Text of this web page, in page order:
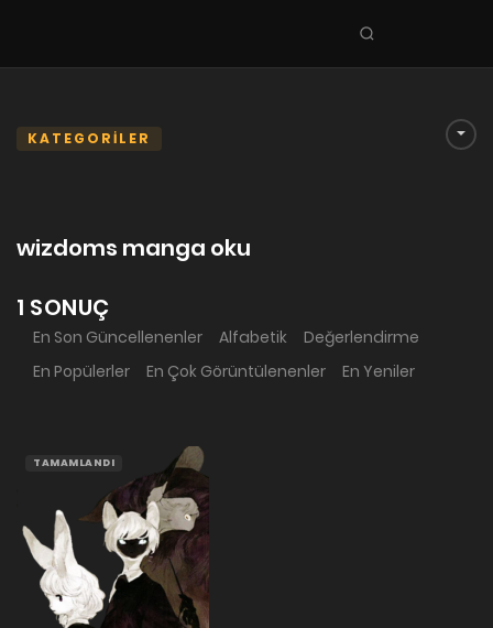
Seri
ara
En Sevilenler
Planlanan Seriler
TÜRLER
Tüm Türler
KATEGORİLER
wizdoms manga oku
1 SONUÇ
En Son Güncellenenler Alfabetik
Değerlendirme
En Popülerler
En Çok Görüntülenenler En Yeniler
TAMAMLANDI